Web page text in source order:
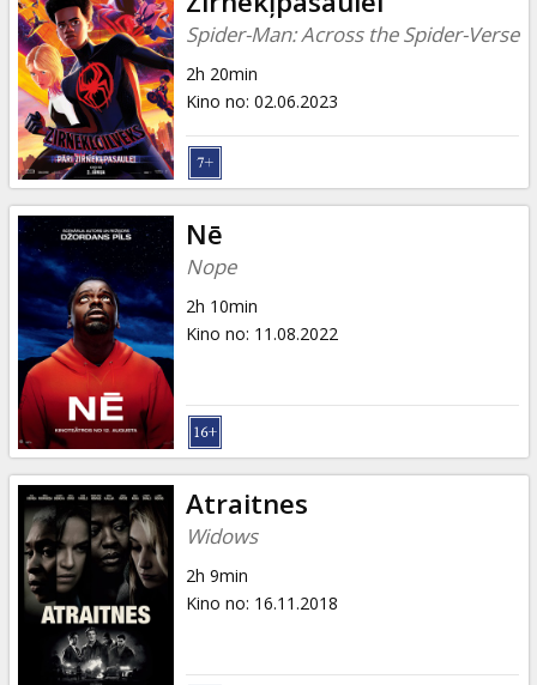
Dāvanu
kartes
Uzkodas
B2B
Kino
Klubs
Spider-Man: Across the Spider-Verse
2h 20min
Kino no: 02.06.2023
Nē
Nope
2h 10min
Kino no: 11.08.2022
Atraitnes
Widows
2h 9min
Kino no: 16.11.2018